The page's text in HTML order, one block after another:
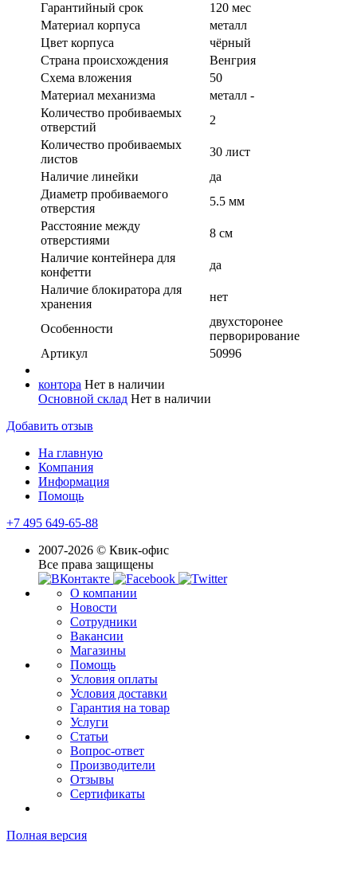
Гарантийный срок
120 мес
Материал корпуса
металл
Цвет корпуса
чёрный
Страна происхождения
Венгрия
Схема вложения
50
Материал механизма
металл -
Количество пробиваемых
отверстий
2
Количество пробиваемых
листов
30 лист
Наличие линейки
да
Диаметр пробиваемого
отверстия
5.5 мм
Расстояние между
отверстиями
8 см
Наличие контейнера для
конфетти
да
Наличие блокиратора для
хранения
нет
Особенности
двухсторонее
перворирование
Артикул
50996
контора Нет в наличии
Основной склад Нет в наличии
Добавить отзыв
На главную
Компания
Информация
Помощь
+7 495 649-65-88
2007-2026 © Квик-офис
Все права защищены
О компании
Новости
Сотрудники
Вакансии
Магазины
Помощь
Условия оплаты
Условия доставки
Гарантия на товар
Услуги
Статьи
Вопрос-ответ
Производители
Отзывы
Сертификаты
Полная версия